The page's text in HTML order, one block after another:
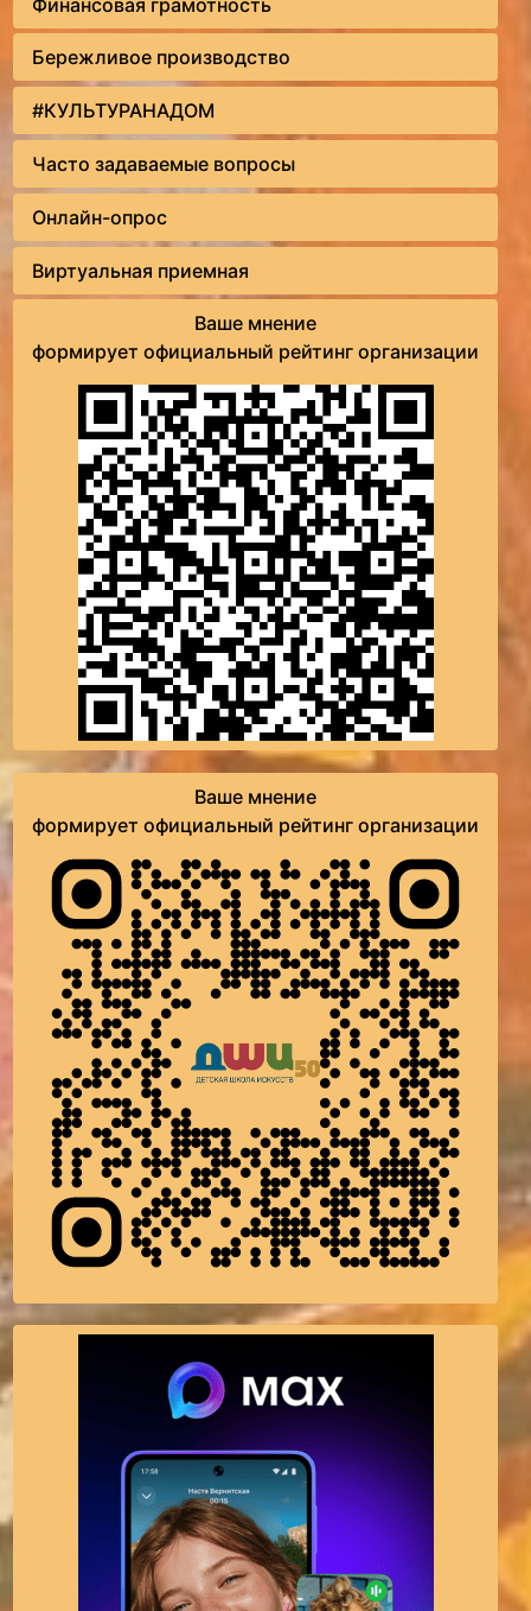
Бережливое производство
#КУЛЬТУРАНАДОМ
Часто задаваемые вопросы
Онлайн-опрос
Виртуальная приемная
Ваше мнение
формирует официальный рейтинг организации
Ваше мнение
формирует официальный рейтинг организации